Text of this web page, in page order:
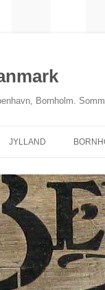
Bornholm.
JYLLAND
MIDTJYLLAND
ØSTJYLLAND
SØNDERJYLLAND